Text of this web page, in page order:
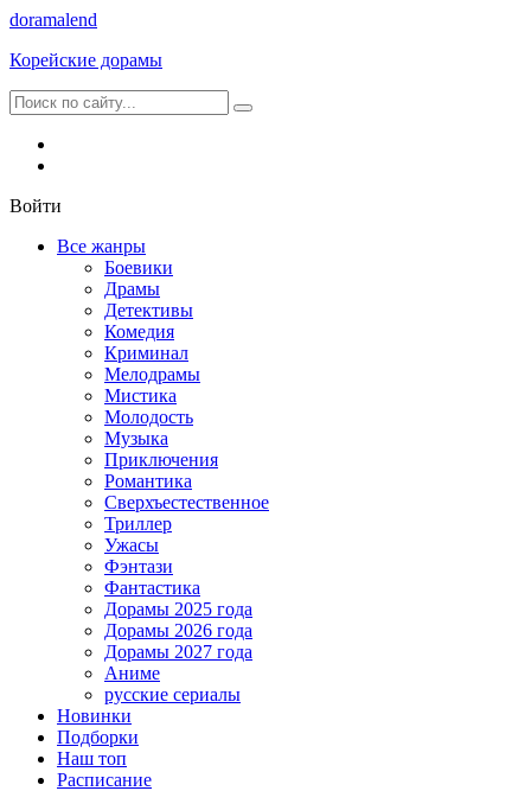
doramalend
Корейские дорамы
Войти
Все жанры
Боевики
Драмы
Детективы
Комедия
Криминал
Мелодрамы
Мистика
Молодость
Музыка
Приключения
Романтика
Сверхъестественное
Триллер
Ужасы
Фэнтази
Фантастика
Дорамы 2025 года
Дорамы 2026 года
Дорамы 2027 года
Аниме
русские сериалы
Новинки
Подборки
Наш топ
Расписание